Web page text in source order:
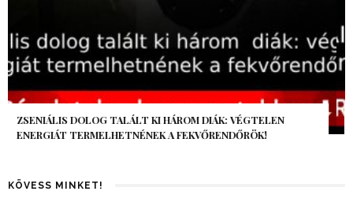
AZ AI-VILÁGVÉGE ÁRNYÉKA, CSAK PÁR ÓRA VOLT, MÉGIS AZ
EGÉSZ VILÁG MEGÉREZTE…
KÖVESS MINKET!